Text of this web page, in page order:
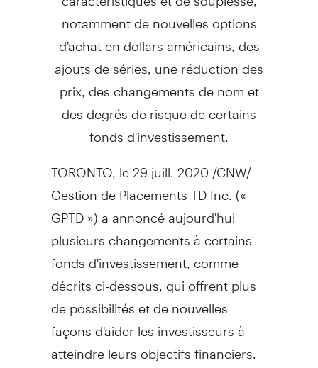
notamment de nouvelles options
d'achat en dollars américains, des
ajouts de séries, une réduction des
prix, des changements de nom et
des degrés de risque de certains
fonds d'investissement.
TORONTO, le 29 juill. 2020 /CNW/ -
Gestion de Placements TD Inc. («
GPTD ») a annoncé aujourd'hui
plusieurs changements à certains
fonds d'investissement, comme
décrits ci-dessous, qui offrent plus
de possibilités et de nouvelles
façons d'aider les investisseurs à
atteindre leurs objectifs financiers.